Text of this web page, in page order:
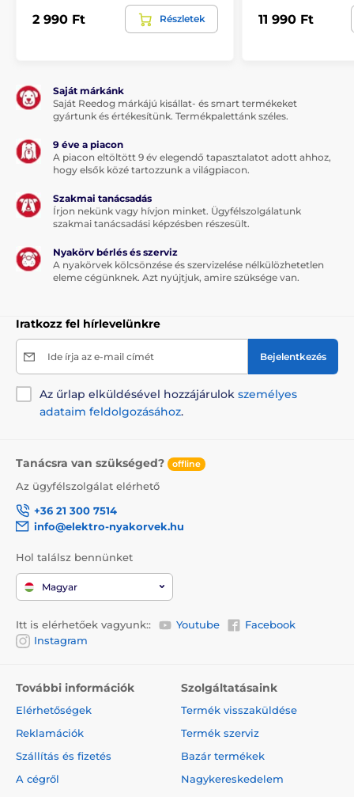
2 990 Ft Részletek 11 990 Ft
Saját márkánk
Saját Reedog márkájú kisállat- és smart termékeket
gyártunk és értékesítünk. Termékpalettánk széles.
9 éve a piacon
A piacon eltöltött 9 év elegendő tapasztalatot adott ahhoz,
hogy elsők közé tartozzunk a világpiacon.
Szakmai tanácsadás
Írjon nekünk vagy hívjon minket. Ügyfélszolgálatunk
szakmai tanácsadási képzésben részesült.
Nyakörv bérlés és szerviz
A nyakörvek kölcsönzése és szervizelése nélkülözhetetlen
eleme cégünknek. Azt nyújtjuk, amire szüksége van.
Iratkozz fel hírlevelünkre
Ide írja az e-mail címét Bejelentkezés
Az űrlap elküldésével hozzájárulok személyes
adataim feldolgozásához.
Tanácsra van szükséged? offline
Az ügyfélszolgálat elérhető
+36 21 300 7514
info@elektro-nyakorvek.hu
Hol találsz bennünket
Magyar
Itt is elérhetőek vagyunk:: Youtube
Facebook
Instagram
További információk
Elérhetőségek
Reklamációk
Szállítás és fizetés
A cégről
Szolgáltatásaink
Termék visszaküldése
Termék szerviz
Bazár termékek
Nagykereskedelem